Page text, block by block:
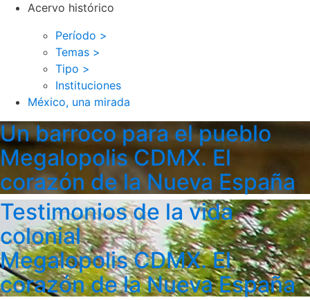
Acervo histórico
Período >
Temas >
Tipo >
Instituciones
México, una mirada
Un barroco para el pueblo
Megalopolis CDMX. El
corazón de la Nueva España
Testimonios de la vida
colonial
Megalopolis CDMX. El
corazón de la Nueva España